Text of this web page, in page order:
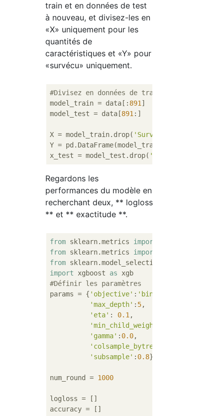
train et en données de test
à nouveau, et divisez-les en
«X» uniquement pour les
quantités de
caractéristiques et «Y» pour
«survécu» uniquement.
#Divisez en données de train et testez à
model_train = data[: 891]
model_test = data[891:]
X = model_train.drop( 'Survived'
Y = pd.DataFrame(model_train[
x_test = model_test.drop( 'Survived'
Regardons les
performances du modèle en
recherchant deux, ** logloss
** et ** exactitude **.
from sklearn.metrics import
from sklearn.metrics import
from sklearn.model_selection
import xgboost as
#Définir les paramètres
params = { 'objective' : 'binary:logistic'
'max_depth' : 5,
'eta' : 0.1,
'min_child_weight'
'gamma' : 0.0,
'colsample_bytree'
'subsample' : 0.8}
num_round = 1000
logloss = []
accuracy = []